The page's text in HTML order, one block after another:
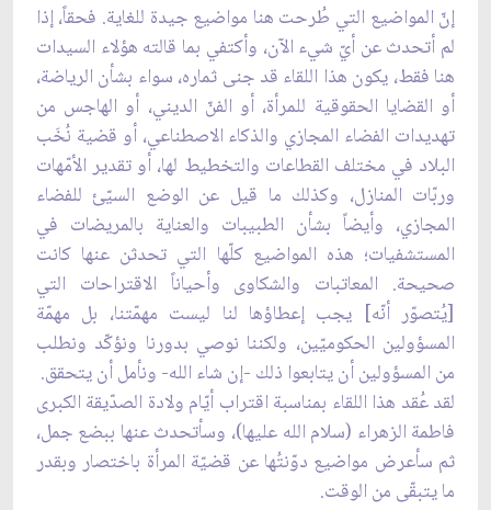
إنّ المواضيع التي طُرحت هنا مواضيع جيدة للغاية. فحقاً، إذا
لم أتحدث عن أيّ شيء الآن، وأكتفي بما قالته هؤلاء السيدات
هنا فقط، يكون هذا اللقاء قد جنى ثماره، سواء بشأن الرياضة،
أو القضايا الحقوقية للمرأة، أو الفنّ الديني، أو الهاجس من
تهديدات الفضاء المجازي والذكاء الاصطناعي، أو قضية نُخَب
البلاد في مختلف القطاعات والتخطيط لها، أو تقدير الأمّهات
وربّات المنازل، وكذلك ما قيل عن الوضع السيّئ للفضاء
المجازي، وأيضاً بشأن الطبيبات والعناية بالمريضات في
المستشفيات؛ هذه المواضيع كلّها التي تحدثن عنها كانت
صحيحة. المعاتبات والشكاوى وأحياناً الاقتراحات التي
[يُتصوّر أنّه] يجب إعطاؤها لنا ليست مهمّتنا، بل مهمّة
المسؤولين الحكوميّين، ولكننا نوصي بدورنا ونؤكّد ونطلب
من المسؤولين أن يتابعوا ذلك -إن شاء الله- ونأمل أن يتحقق.
لقد عُقد هذا اللقاء بمناسبة اقتراب أيّام ولادة الصدّيقة الكبرى
فاطمة الزهراء (سلام الله عليها)، وسأتحدث عنها ببضع جمل،
ثم سأعرض مواضيع دوّنتُها عن قضيّة المرأة باختصار وبقدر
ما يتبقّى من الوقت.